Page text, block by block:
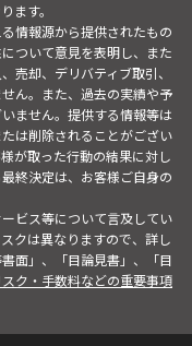
ます。
情報源から提供されたもの
ついて意見を表明し、また
売却、デリバティブ取引、
ん。また、過去の実績や予
ません。提供する情報等は
は削除されることがござい
が取った行動の結果に対し
終決定は、お客様ご自身の
ビス等について言及してい
クは異なりますので、詳し
面」、「目論見書」、「目
スク・手数料などの重要事項